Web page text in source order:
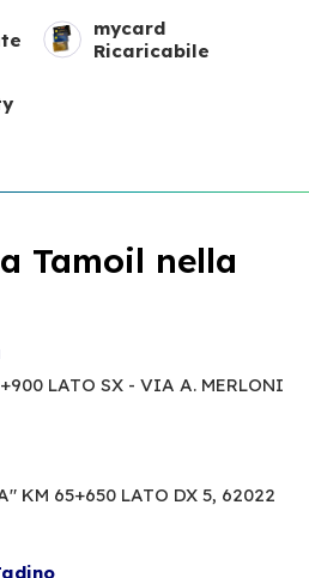
mycard
Ricaricabile
Tamoil nella
LATO SX - VIA A. MERLONI
KM 65+650 LATO DX 5, 62022